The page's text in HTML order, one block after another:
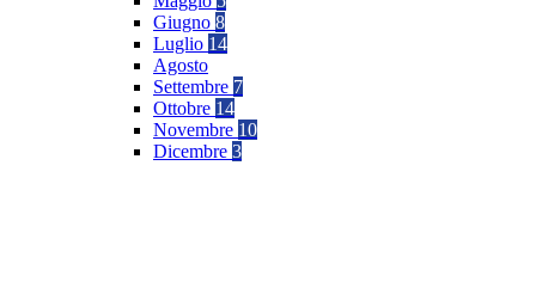
Giugno 8
Luglio 14
Agosto
Settembre 7
Ottobre 14
Novembre 10
Dicembre 3